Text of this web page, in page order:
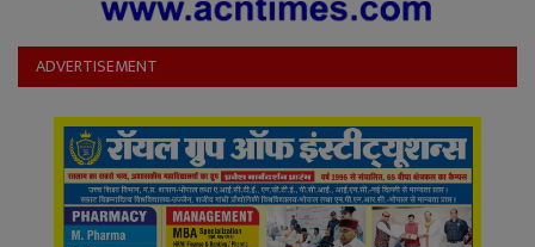
ADVERTISEMENT